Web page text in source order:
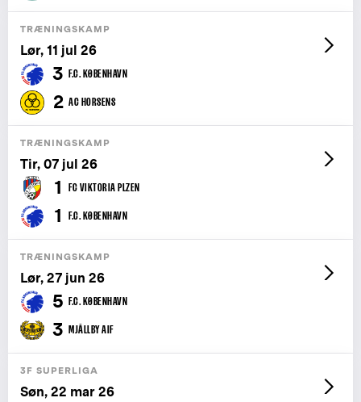
TRÆNINGSKAMP
Lør, 11 jul 26
3 F.C. KØBENHAVN
2 AC HORSENS
TRÆNINGSKAMP
Tir, 07 jul 26
1 FC VIKTORIA PLZEN
1 F.C. KØBENHAVN
TRÆNINGSKAMP
Lør, 27 jun 26
5 F.C. KØBENHAVN
3 MJÄLLBY AIF
3F SUPERLIGA
Søn, 22 mar 26